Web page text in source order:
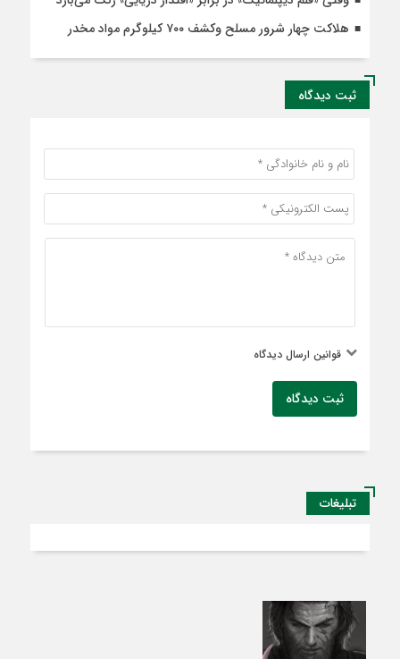
هلاکت چهار شرور مسلح وکشف ۷۰۰ کیلوگرم مواد مخدر
ثبت دیدگاه
قوانین ارسال دیدگاه
ثبت دیدگاه
تبلیغات